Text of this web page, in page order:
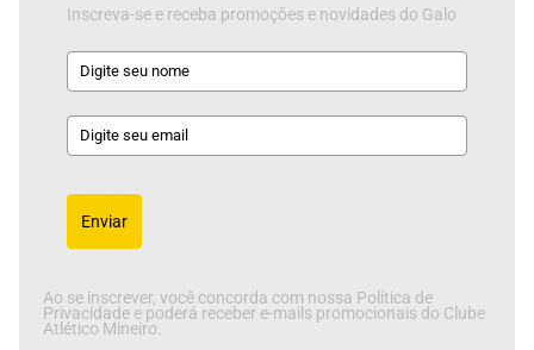
Inscreva-se e receba promoções e novidades do Galo
Enviar
Ao se inscrever, você concorda com nossa Política de
Privacidade e poderá receber e-mails promocionais do Clube
Atlético Mineiro.